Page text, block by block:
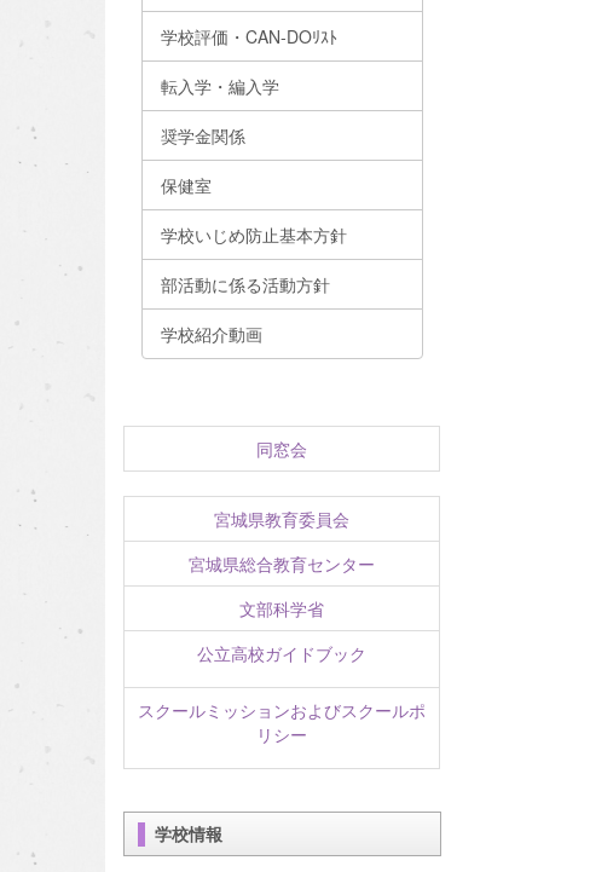
学校評価・CAN-DOﾘｽﾄ
転入学・編入学
奨学金関係
保健室
学校いじめ防止基本方針
部活動に係る活動方針
学校紹介動画
同窓会
宮城県教育委員会
宮城県総合教育センター
文部科学省
公立高校ガイドブック
スクールミッションおよびスクールポ
リシー
学校情報